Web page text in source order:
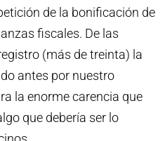
de la bonificación de
fiscales. De las
(más de treinta) la
antes por nuestro
la enorme carencia que
que debería ser lo